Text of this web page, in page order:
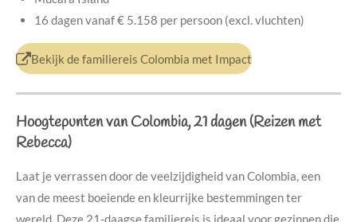
16 dagen vanaf € 5.158 per persoon (excl. vluchten)
Bekijk de familiereis Colombia met Impact
Hoogtepunten van Colombia, 21 dagen (Reizen met
Rebecca)
Laat je verrassen door de veelzijdigheid van Colombia, een
van de meest boeiende en kleurrijke bestemmingen ter
wereld. Deze 21-daagse familiereis is ideaal voor gezinnen die